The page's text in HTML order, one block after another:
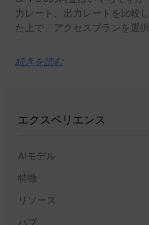
力レート、出力レートを比較
た上で、アクセスプランを選
続きを読む
エクスペリエンス
AIモデル
特徴
リソース
ハブ